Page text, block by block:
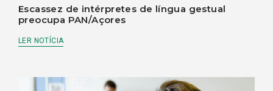
Escassez de intérpretes de língua gestual
preocupa PAN/Açores
LER NOTÍCIA